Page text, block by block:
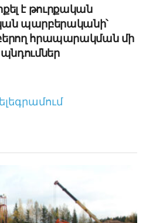
է թուրքական
պարբերականի՝
հրապարակման մի